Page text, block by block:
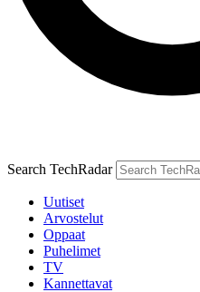
Search TechRadar
Uutiset
Arvostelut
Oppaat
Puhelimet
TV
Kannettavat